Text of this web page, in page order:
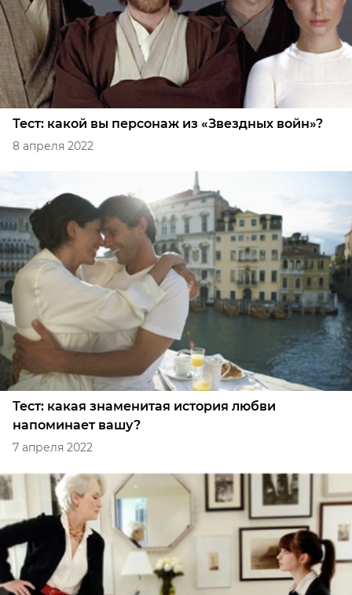
Тест: какой вы персонаж из «Звездных войн»?
8 апреля 2022
Тест: какая знаменитая история любви
напоминает вашу?
7 апреля 2022